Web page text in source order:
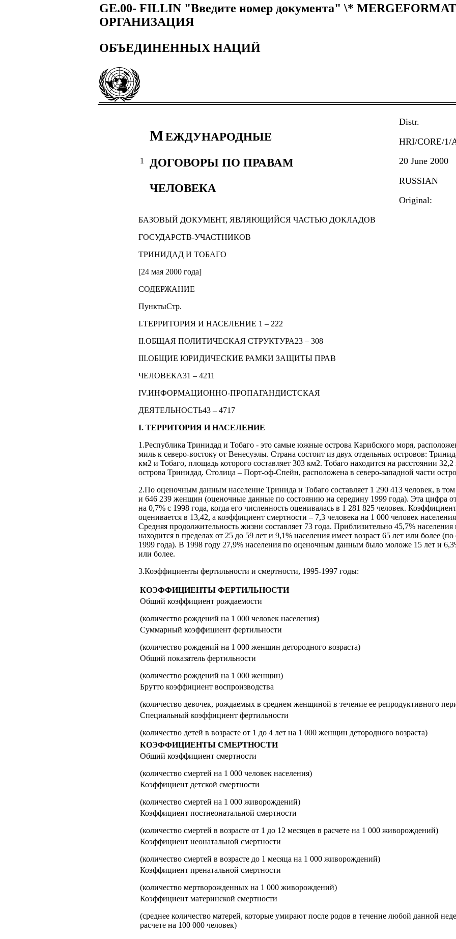
GE.00- FILLIN "Введите номер документа" \* MERGEFORMAT
ОРГАНИЗАЦИЯ
ОБЪЕДИНЕННЫХ НАЦИЙ
1
МЕЖДУНАРОДНЫЕ
ДОГОВОРЫ ПО ПРАВАМ
ЧЕЛОВЕКА
Distr.
HRI/CORE/1/
20 June 2000
RUSSIAN
Original:
БАЗОВЫЙ ДОКУМЕНТ, ЯВЛЯЮЩИЙСЯ ЧАСТЬЮ ДОКЛАДОВ
ГОСУДАРСТВ-УЧАСТНИКОВ
ТРИНИДАД И ТОБАГО
[24 мая 2000 года]
СОДЕРЖАНИЕ
ПунктыСтр.
I.ТЕРРИТОРИЯ И НАСЕЛЕНИЕ 1 – 222
II.ОБЩАЯ ПОЛИТИЧЕСКАЯ СТРУКТУРА23 – 308
III.ОБЩИЕ ЮРИДИЧЕСКИЕ РАМКИ ЗАЩИТЫ ПРАВ
ЧЕЛОВЕКА31 – 4211
IV.ИНФОРМАЦИОННО-ПРОПАГАНДИСТСКАЯ
ДЕЯТЕЛЬНОСТЬ43 – 4717
I. ТЕРРИТОРИЯ И НАСЕЛЕНИЕ
1.Республика Тринидад и Тобаго - это самые южные острова Карибского моря,
миль к северо-востоку от Венесуэлы. Страна состоит из двух отдельных островов:
км2 и Тобаго, площадь которого составляет 303 км2. Тобаго находится на расстоянии
острова Тринидад. Столица – Порт-оф-Спейн, расположена в северо-западной части
2.По оценочным данным население Тринида и Тобаго составляет 1 290 413 человек, в
и 646 239 женщин (оценочные данные по состоянию на середину 1999 года). Эта цифра
на 0,7% с 1998 года, когда его численность оценивалась в 1 281 825 человек.
оценивается в 13,42, а коэффициент смертности – 7,3 человека на 1 000 человек
Средняя продолжительность жизни составляет 73 года. Приблизительно 45,7%
находится в пределах от 25 до 59 лет и 9,1% населения имеет возраст 65 лет или более
1999 года). В 1998 году 27,9% населения по оценочным данным было моложе 15 лет и
или более.
3.Коэффициенты фертильности и смертности, 1995-1997 годы:
КОЭФФИЦИЕНТЫ ФЕРТИЛЬНОСТИ
Общий коэффициент рождаемости
(количество рождений на 1 000 человек населения)
Суммарный коэффициент фертильности
(количество рождений на 1 000 женщин детородного возраста)
Общий показатель фертильности
(количество рождений на 1 000 женщин)
Брутто коэффициент воспроизводства
(количество девочек, рождаемых в среднем женщиной в течение ее репродуктивного
Специальный коэффициент фертильности
(количество детей в возрасте от 1 до 4 лет на 1 000 женщин детородного возраста)
КОЭФФИЦИЕНТЫ СМЕРТНОСТИ
Общий коэффициент смертности
(количество смертей на 1 000 человек населения)
Коэффициент детской смертности
(количество смертей на 1 000 живорождений)
Коэффициент постнеонатальной смертности
(количество смертей в возрасте от 1 до 12 месяцев в расчете на 1 000 живорождений)
Коэффициент неонатальной смертности
(количество смертей в возрасте до 1 месяца на 1 000 живорождений)
Коэффициент пренатальной смертности
(количество мертворожденных на 1 000 живорождений)
Коэффициент материнской смертности
(среднее количество матерей, которые умирают после родов в течение любой данной
расчете на 100 000 человек)